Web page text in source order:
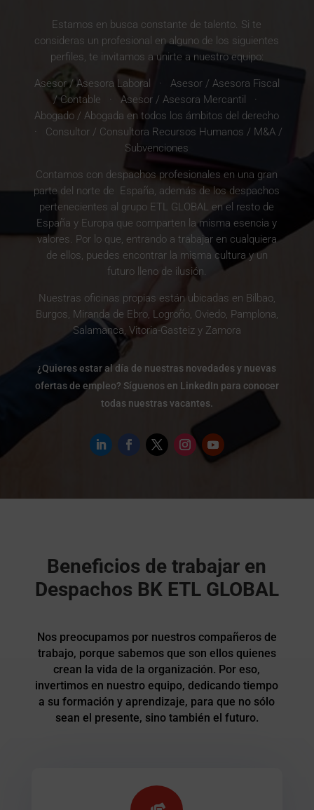
Estamos en busca constante de talento. Si te
consideras un profesional en alguno de los siguientes
perfiles, te invitamos a unirte a nuestro equipo:
Asesor / Asesora Laboral · Asesor / Asesora Fiscal
/ Contable · Asesor / Asesora Mercantil ·
Abogado / Abogada en todos los ámbitos del derecho
· Consultor / Consultora Recursos Humanos / M&A /
Subvenciones
Contamos con despachos profesionales en una gran
parte del norte de España, además de los despachos
pertenecientes al grupo ETL GLOBAL en el resto de
España y Europa que comparten la misma esencia y
valores. Por lo que, entrando a trabajar en cualquiera
de ellos, puedes encontrar la misma cultura y un
futuro lleno de ilusión.
Nuestras oficinas propias están ubicadas en Bilbao,
Burgos, Miranda de Ebro, Logroño, Oviedo, Pamplona,
Salamanca, Vitoria-Gasteiz y Zamora
¿Quieres estar al día de nuestras novedades y nuevas
ofertas de empleo? Síguenos en LinkedIn para conocer
todas nuestras vacantes.
Beneficios de trabajar en
Despachos BK ETL GLOBAL
Nos preocupamos por nuestros compañeros de
trabajo, porque sabemos que son ellos quienes
crean la vida de la organización. Por eso,
invertimos en nuestro equipo, dedicando tiempo
a su formación y aprendizaje, para que no sólo
sean el presente, sino también el futuro.